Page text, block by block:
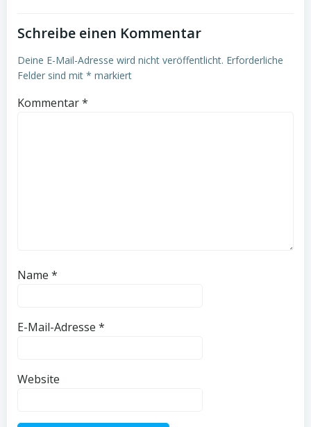
Schreibe einen Kommentar
Deine E-Mail-Adresse wird nicht veröffentlicht. Erforderliche
Felder sind mit * markiert
Kommentar*
Name *
E-Mail-Adresse *
Website